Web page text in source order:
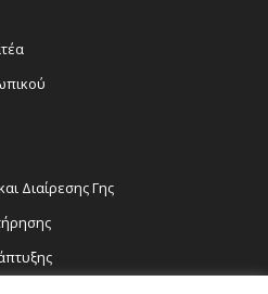
Διαίρεσης Γης